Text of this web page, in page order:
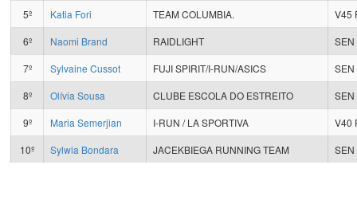
5º Katia Fori TEAM COLUMBIA.
V45
6º
Naomi Brand RAIDLIGHT
SEN
7º
Sylvaine Cussot FUJI SPIRIT/I-RUN/ASICS
SEN
8º
Olívia Sousa CLUBE ESCOLA DO ESTREITO
SEN
9º
Maria Semerjian I-RUN / LA SPORTIVA
V40
10º
Sylwia Bondara JACEKBIEGA RUNNING TEAM SEN